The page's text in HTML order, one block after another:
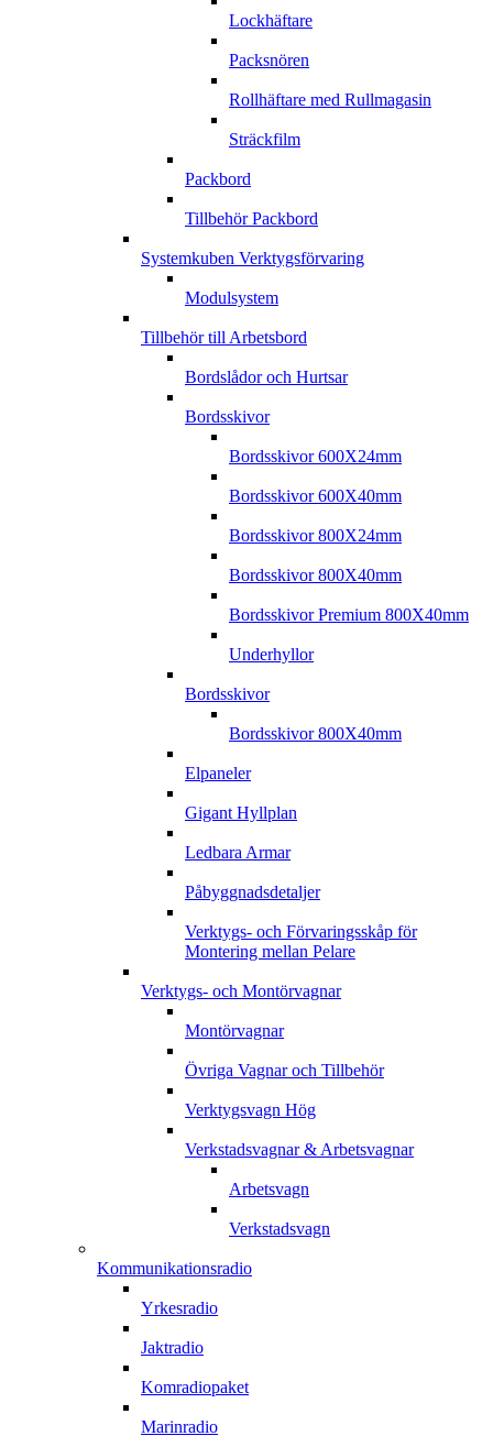
Lockhäftare
Packsnören
Rollhäftare med Rullmagasin
Sträckfilm
Packbord
Tillbehör Packbord
Systemkuben Verktygsförvaring
Modulsystem
Tillbehör till Arbetsbord
Bordslådor och Hurtsar
Bordsskivor
Bordsskivor 600X24mm
Bordsskivor 600X40mm
Bordsskivor 800X24mm
Bordsskivor 800X40mm
Bordsskivor Premium 800X40mm
Underhyllor
Bordsskivor
Bordsskivor 800X40mm
Elpaneler
Gigant Hyllplan
Ledbara Armar
Påbyggnadsdetaljer
Verktygs- och Förvaringsskåp för
Montering mellan Pelare
Verktygs- och Montörvagnar
Montörvagnar
Övriga Vagnar och Tillbehör
Verktygsvagn Hög
Verkstadsvagnar & Arbetsvagnar
Arbetsvagn
Verkstadsvagn
Kommunikationsradio
Yrkesradio
Jaktradio
Komradiopaket
Marinradio